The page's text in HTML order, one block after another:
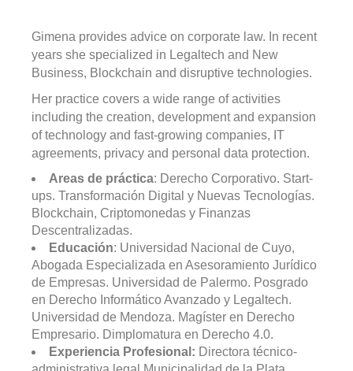
Gimena provides advice on corporate law. In recent
years she specialized in Legaltech and New
Business, Blockchain and disruptive technologies.
Her practice covers a wide range of activities
including the creation, development and expansion
of technology and fast-growing companies, IT
agreements, privacy and personal data protection.
Areas de práctica: Derecho Corporativo. Start-
ups. Transformación Digital y Nuevas Tecnologías.
Blockchain, Criptomonedas y Finanzas
Descentralizadas.
Educación: Universidad Nacional de Cuyo,
Abogada Especializada en Asesoramiento Jurídico
de Empresas. Universidad de Palermo. Posgrado
en Derecho Informático Avanzado y Legaltech.
Universidad de Mendoza. Magíster en Derecho
Empresario. Dimplomatura en Derecho 4.0.
Experiencia Profesional: Directora técnico-